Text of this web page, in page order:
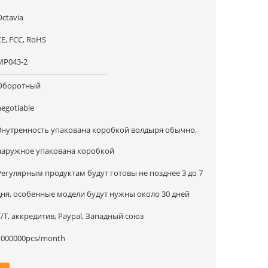
FCC, RoHS
2
упакована коробкой волдыря обычно,
упакована коробкой
продуктам будут готовы не позднее 3 до 7
особенные модели будут нужны около 30 дней
T, аккредитив, Paypal, Западный союз
month